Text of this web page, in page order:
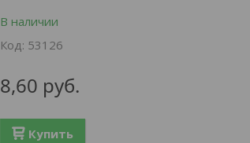
В наличии
Код: 53126
8,60 руб.
Купить